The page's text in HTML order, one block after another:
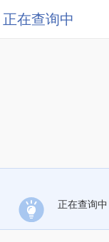
正在查询中
正在查询